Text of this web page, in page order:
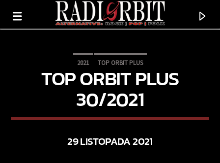
2021 TOP ORBIT PLUS
TOP ORBIT PLUS
30/2021
29 LISTOPADA 2021